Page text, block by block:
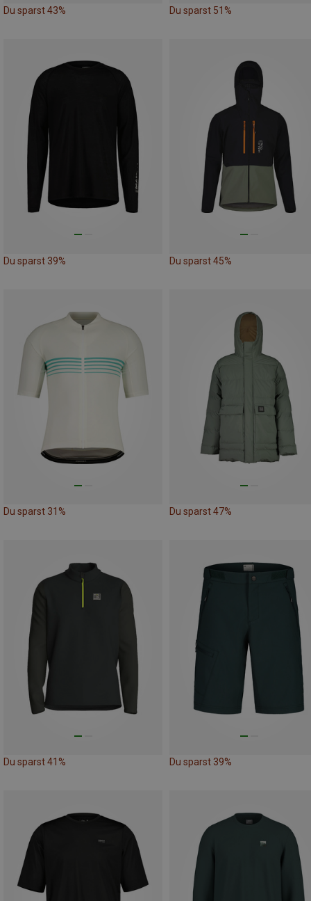
Du sparst 43% Du sparst 51%
Du sparst 39% Du sparst 45%
Du sparst 31% Du sparst 47%
Du sparst 41% Du sparst 39%